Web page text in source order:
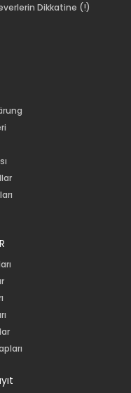
Dikkatine (!)